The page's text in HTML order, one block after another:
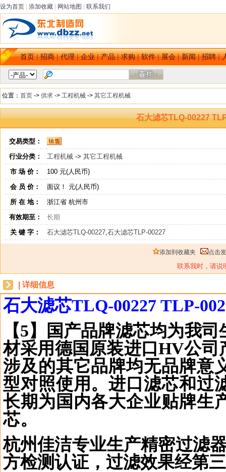
设为首页 添加收藏 网站地图 联系我们
首页|招商|代理|企业|产品|求购|软件|展会|新闻|招聘|
位置： 首页 -> 供求 -> 工程机械 -> 其它工程机械
石大滤芯TLQ-00227
交易类型：
行业分类：
工程机械 -> 其它工程机械
市 场 价：
100 元(人民币)
会 员 价：
面议！ 元(人民币)
所 在 地：
浙江省 杭州市
有效期至：
长期
关 键 字：
石大滤芯TLQ-00227,石大滤芯TLP-00227
添加到收藏夹 点击
联系我时，请说
| 详细信息
石大滤芯TLQ-00227 TLP-
【5】国产品牌滤芯均为我
材采用德国原装进口HV公司
涉及的其它品牌均无品牌意
型对照使用。进口滤芯和过
长期为国内各大企业贴牌生
芯。
杭州佳洁专业生产精密过滤
方检测认证，过滤效果经第